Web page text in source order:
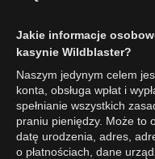
Jakie informacje
kasynie Wildblaster?
Naszym jedynym celem
konta, obsługa wpłat i
spełnianie wszystkich
praniu pieniędzy. Może to
datę urodzenia, adres,
o płatnościach, dane